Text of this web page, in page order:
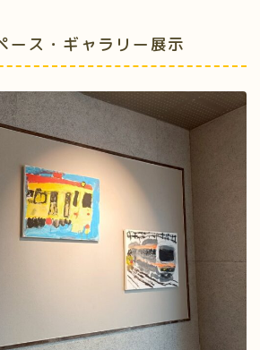
ース・ギャラリー展示